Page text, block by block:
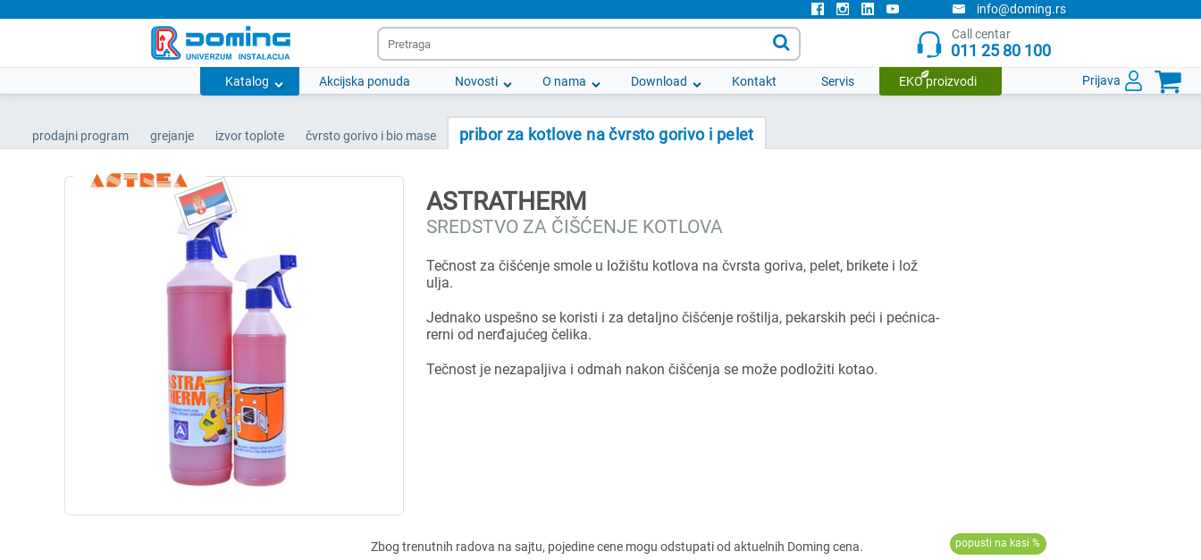
info@doming.rs
Call centar
011 25 80 100
Katalog Akcijska ponuda Novosti O nama Download Kontakt Servis EKO proizvodi Prijava 

prodajni program grejanje izvor toplote čvrsto gorivo i bio mase pribor za kotlove na čvrsto gorivo i pelet
ASTRATHERM
SREDSTVO ZA ČIŠĆENJE KOTLOVA
Tečnost za čišćenje smole u ložištu kotlova na čvrsta goriva, pelet, brikete i lož
ulja.
Jednako uspešno se koristi i za detaljno čišćenje roštilja, pekarskih peći i pećnica-
rerni od nerđajućeg čelika.
Tečnost je nezapaljiva i odmah nakon čišćenja se može podložiti kotao.